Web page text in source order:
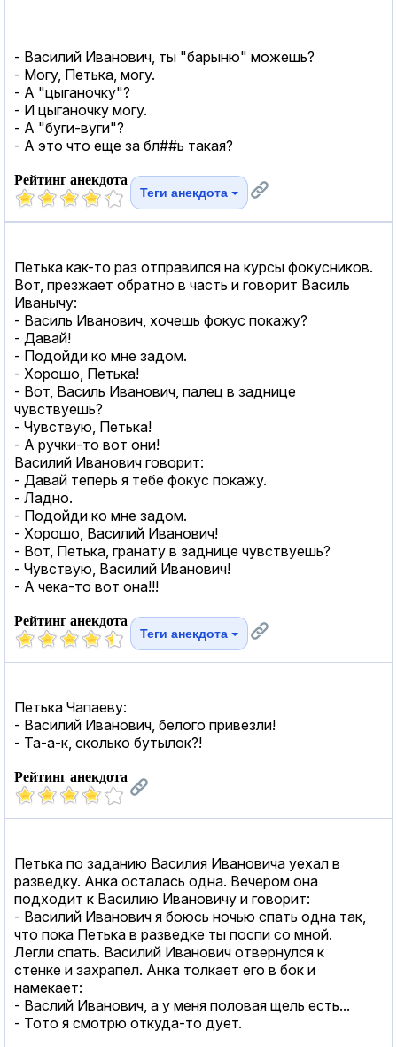
- Василий Иванович, ты "барыню" можешь?
- Могу, Петька, могу.
- А "цыганочку"?
- И цыганочку могу.
- А "буги-вуги"?
- А это что еще за бл##ь такая?
Рейтинг анекдота
Теги анекдота
Петька как-то раз отправился на курсы фокусников.
Вот, презжает обратно в часть и говорит Василь
Иванычу:
- Василь Иванович, хочешь фокус покажу?
- Давай!
- Подойди ко мне задом.
- Хорошо, Петька!
- Вот, Василь Иванович, палец в заднице
чувствуешь?
- Чувствую, Петька!
- А ручки-то вот они!
Василий Иванович говорит:
- Давай теперь я тебе фокус покажу.
- Ладно.
- Подойди ко мне задом.
- Хорошо, Василий Иванович!
- Вот, Петька, гранату в заднице чувствуешь?
- Чувствую, Василий Иванович!
- А чека-то вот она!!!
Рейтинг анекдота
Теги анекдота
Петька Чапаеву:
- Василий Иванович, белого привезли!
- Та-а-к, сколько бутылок?!
Рейтинг анекдота
Петька по заданию Василия Ивановича уехал в
разведку. Анка осталась одна. Вечером она
подходит к Василию Ивановичу и говорит:
- Василий Иванович я боюсь ночью спать одна так,
что пока Петька в разведке ты поспи со мной.
Легли спать. Василий Иванович отвернулся к
стенке и захрапел. Анка толкает его в бок и
намекает:
- Васлий Иванович, а у меня половая щель есть...
- Тото я смотрю откудa-то дует.